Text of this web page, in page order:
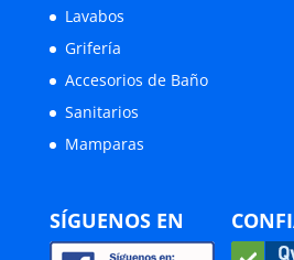
Lavabos
Grifería
Accesorios de Baño
Sanitarios
Mamparas
SÍGUENOS EN